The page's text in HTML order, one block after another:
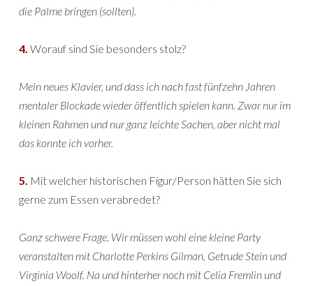
die Palme bringen (sollten).
4. Worauf sind Sie besonders stolz?
Mein neues Klavier, und dass ich nach fast fünfzehn Jahren
mentaler Blockade wieder öffentlich spielen kann. Zwar nur im
kleinen Rahmen und nur ganz leichte Sachen, aber nicht mal
das konnte ich vorher.
5. Mit welcher historischen Figur/Person hätten Sie sich
gerne zum Essen verabredet?
Ganz schwere Frage. Wir müssen wohl eine kleine Party
veranstalten mit Charlotte Perkins Gilman, Getrude Stein und
Virginia Woolf. Na und hinterher noch mit Celia Fremlin und